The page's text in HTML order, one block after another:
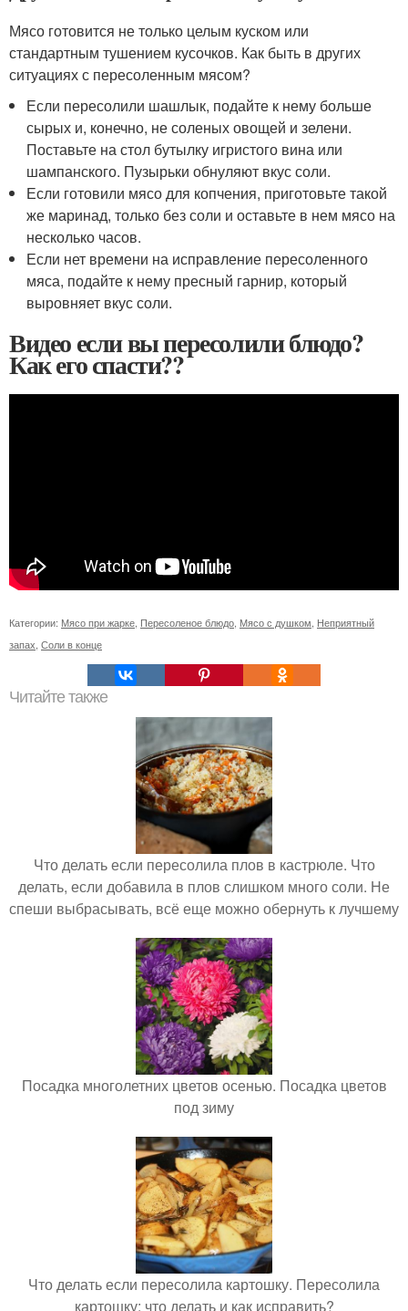
Мясо готовится не только целым куском или
стандартным тушением кусочков. Как быть в других
ситуациях с пересоленным мясом?
Если пересолили шашлык, подайте к нему больше
сырых и, конечно, не соленых овощей и зелени.
Поставьте на стол бутылку игристого вина или
шампанского. Пузырьки обнуляют вкус соли.
Если готовили мясо для копчения, приготовьте такой
же маринад, только без соли и оставьте в нем мясо на
несколько часов.
Если нет времени на исправление пересоленного
мяса, подайте к нему пресный гарнир, который
выровняет вкус соли.
Видео если вы пересолили блюдо?
Как его спасти??
Категории: Мясо при жарке Пересоленое блюдо Мясо с душком Неприятный
запах Соли в конце
Читайте также
Что делать если пересолила плов в кастрюле. Что
делать, если добавила в плов слишком много соли. Не
спеши выбрасывать, всё еще можно обернуть к лучшему
Посадка многолетних цветов осенью. Посадка цветов
под зиму
Что делать если пересолила картошку. Пересолила
картошку: что делать и как исправить?